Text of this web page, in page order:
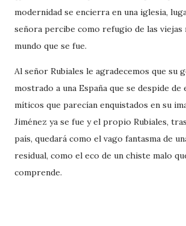
modernidad se encierra en una iglesia,
señora percibe como refugio de las viejas
mundo que se fue.
Al señor Rubiales le agradecemos que su
mostrado a una España que se despide de
míticos que parecían enquistados en su
Jiménez ya se fue y el propio Rubiales,
país, quedará como el vago fantasma de
residual, como el eco de un chiste malo
comprende.